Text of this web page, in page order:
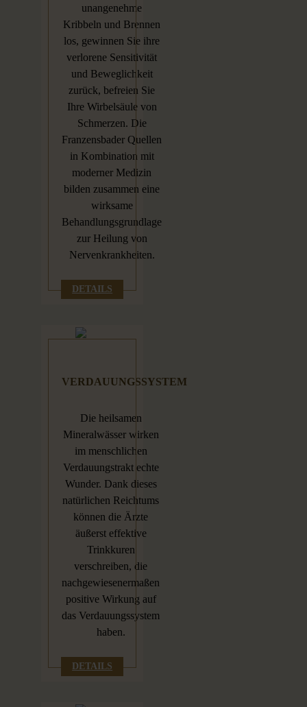
unangenehme
Kribbeln und Brennen
los, gewinnen Sie ihre
verlorene Sensitivität
und Beweglichkeit
zurück, befreien Sie
Ihre Wirbelsäule von
Schmerzen. Die
Franzensbader Quellen
in Kombination mit
moderner Medizin
bilden zusammen eine
wirksame
Behandlungsgrundlage
zur Heilung von
Nervenkrankheiten.
DETAILS
VERDAUUNGSSYSTEM
Die heilsamen
Mineralwässer wirken
im menschlichen
Verdauungstrakt echte
Wunder. Dank dieses
natürlichen Reichtums
können die Ärzte
äußerst effektive
Trinkkuren
verschreiben, die
nachgewiesenermaßen
positive Wirkung auf
das Verdauungssystem
haben.
DETAILS